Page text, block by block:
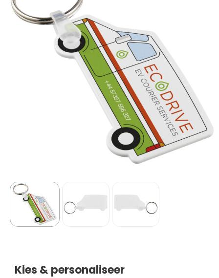
Kleding & accessoires
Outdoor & Vrije tijd
Technologie & gadgets
Kies & personaliseer